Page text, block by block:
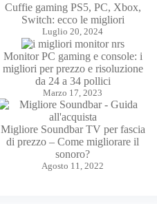
Cuffie gaming PS5, PC, Xbox,
Switch: ecco le migliori
Luglio 20, 2024
Monitor PC gaming e console: i
migliori per prezzo e risoluzione
da 24 a 34 pollici
Marzo 17, 2023
Migliore Soundbar TV per fascia
di prezzo – Come migliorare il
sonoro?
Agosto 11, 2022